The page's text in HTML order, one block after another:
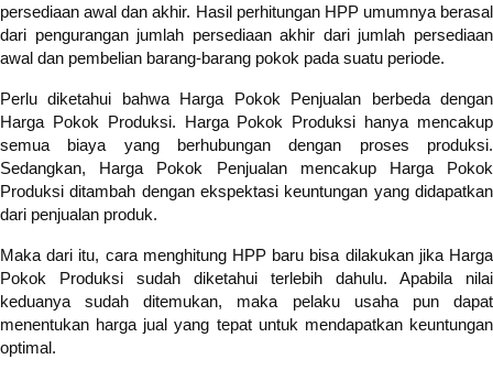
persediaan awal dan akhir. Hasil perhitungan HPP umumnya berasal
dari pengurangan jumlah persediaan akhir dari jumlah persediaan
awal dan pembelian barang-barang pokok pada suatu periode.
Perlu diketahui bahwa Harga Pokok Penjualan berbeda dengan
Harga Pokok Produksi. Harga Pokok Produksi hanya mencakup
semua biaya yang berhubungan dengan proses produksi.
Sedangkan, Harga Pokok Penjualan mencakup Harga Pokok
Produksi ditambah dengan ekspektasi keuntungan yang didapatkan
dari penjualan produk.
Maka dari itu, cara menghitung HPP baru bisa dilakukan jika Harga
Pokok Produksi sudah diketahui terlebih dahulu. Apabila nilai
keduanya sudah ditemukan, maka pelaku usaha pun dapat
menentukan harga jual yang tepat untuk mendapatkan keuntungan
optimal.